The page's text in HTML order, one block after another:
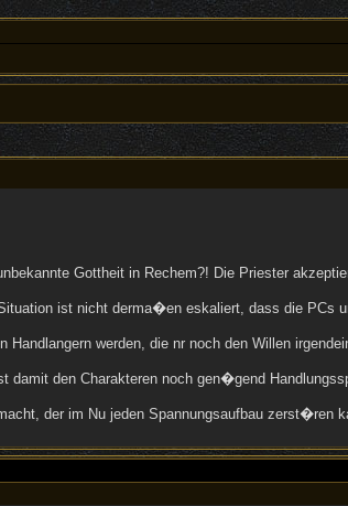
Gottheit in Rechem?! Die Priester
ist nicht derma�en eskaliert, dass die
werden, die nr noch den Willen
den Charakteren noch gen�gend
der im Nu jeden Spannungsaufbau